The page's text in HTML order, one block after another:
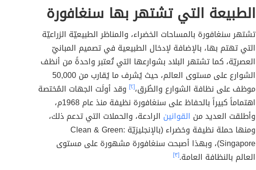
الطبيعة التي تشتهر بها سنغافورة
تشتهر سنغافورة بالمساحات الخضراء، والمناظر الطبيعيّة الزراعيّة
التي تهتم بها، بالإضافة لإدخال الطبيعية في تصميم المبانيّ
العصريّة، كما تشتهر البلاد بشوارعها التي تُعتبر واحدةً من أنظف
الشوارع على مستوى العالم، حيث يُشرف ما يُقارب من 50,000
موظف على نظافة الشوارع والطُرق،[٢]
وقد أولَت الجهات المُختصة
اهتماماً كبيراً بالحفاظ على سنغافورة نظيفة منذ عام 1968م،
وأطلقت العديد من القوانين الرادعة، والحملات التي تدعم ذلك،
ومنها حملة نظيفة وخضراء (بالإنجليزيّة :Clean & Green
Singapore)، وبهذا أصبحت سنغافورة مشهورة على مستوى
العالم بالنظافة العامة.[٣]